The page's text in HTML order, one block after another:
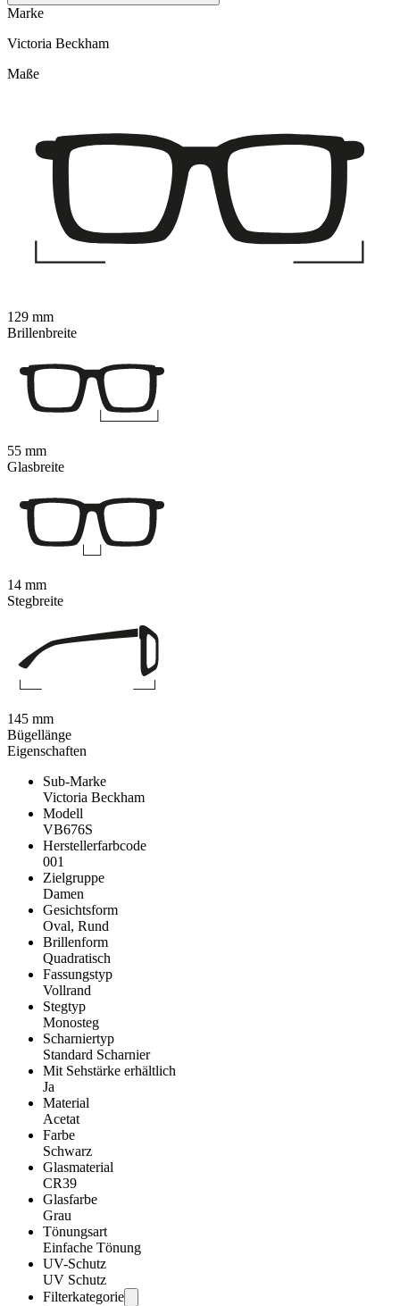
Marke
Victoria Beckham
Eigenschaften
Sub-Marke
Victoria Beckham
Modell
VB676S
Herstellerfarbcode
001
Zielgruppe
Damen
Gesichtsform
Oval, Rund
Brillenform
Quadratisch
Fassungstyp
Vollrand
Stegtyp
Monosteg
Scharniertyp
Standard Scharnier
Mit Sehstärke erhältlich
Ja
Material
Acetat
Farbe
Schwarz
Glasmaterial
CR39
Glasfarbe
Grau
Tönungsart
Einfache Tönung
UV-Schutz
UV Schutz
Filterkategorie
Maße
129 mm
Brillenbreite
55 mm
Glasbreite
14 mm
Stegbreite
145 mm
Bügellänge